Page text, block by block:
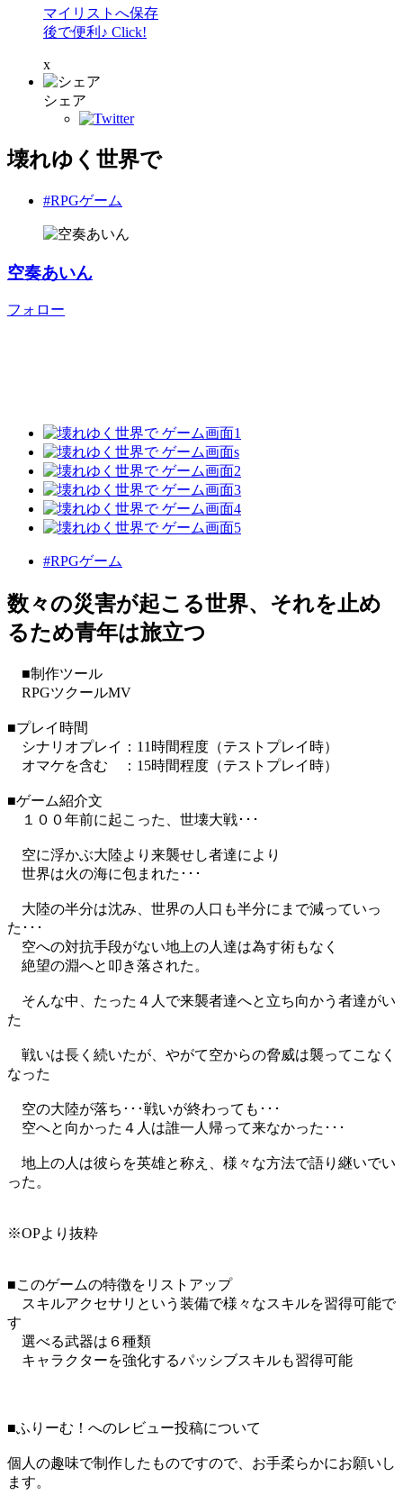
マイリストへ保存
後で便利♪ Click!
x
シェア
壊れゆく世界で
#RPGゲーム
空奏あいん
フォロー
#RPGゲーム
数々の災害が起こる世界、それを止め
るため青年は旅立つ
■制作ツール
RPGツクールMV
■プレイ時間
シナリオプレイ：11時間程度（テストプレイ時）
オマケを含む ：15時間程度（テストプレイ時）
■ゲーム紹介文
１００年前に起こった、世壊大戦･･･
空に浮かぶ大陸より来襲せし者達により
世界は火の海に包まれた･･･
大陸の半分は沈み、世界の人口も半分にまで減っていっ
た･･･
空への対抗手段がない地上の人達は為す術もなく
絶望の淵へと叩き落された。
そんな中、たった４人で来襲者達へと立ち向かう者達がい
た
戦いは長く続いたが、やがて空からの脅威は襲ってこなく
なった
空の大陸が落ち･･･戦いが終わっても･･･
空へと向かった４人は誰一人帰って来なかった･･･
地上の人は彼らを英雄と称え、様々な方法で語り継いでい
った。
※OPより抜粋
■このゲームの特徴をリストアップ
スキルアクセサリという装備で様々なスキルを習得可能で
す
選べる武器は６種類
キャラクターを強化するパッシブスキルも習得可能
■ふりーむ！へのレビュー投稿について
個人の趣味で制作したものですので、お手柔らかにお願いし
ます。